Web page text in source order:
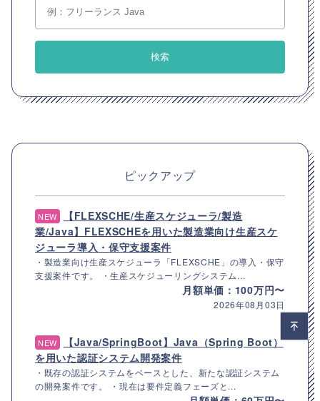
ピックアップ
NEW
【FLEXSCHE/生産スケジューラ/製造
業/Java】FLEXSCHEを用いた製造業向け生産スケ
ジューラ導入・保守支援案件
・製造業向け生産スケジューラ「FLEXSCHE」の導入・保守
支援案件です。 ・生産スケジューリングシステム...
月額単価：100万円〜
2026年08月03日
NEW
【Java/SpringBoot】Java（Spring Boot）
を用いた認証システム開発案件
・既存の認証システムをベースとした、新たな認証システム
の開発案件です。 ・現在は要件定義フェーズと...